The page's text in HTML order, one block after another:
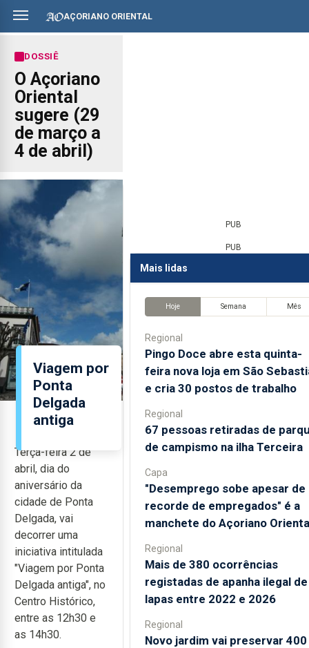
AÇORIANO ORIENTAL
DOSSIÊ
O Açoriano
Oriental
sugere (29
de março a
4 de abril)
Viagem por
Ponta
Delgada
antiga
Terça-feira 2 de
abril, dia do
aniversário da
cidade de Ponta
Delgada, vai
decorrer uma
iniciativa intitulada
"Viagem por Ponta
Delgada antiga", no
Centro Histórico,
entre as 12h30 e
as 14h30.
PUB
PUB
Mais lidas
Hoje Semana Mês
Regional
Pingo Doce abre esta quinta-
feira nova loja em São
e cria 30 postos de trabalho
Regional
67 pessoas retiradas de
de campismo na ilha Terceira
Capa
"Desemprego sobe apesar de
recorde de empregados" é a
manchete do Açoriano
Regional
Mais de 380 ocorrências
registadas de apanha ilegal de
lapas entre 2022 e 2026
Regional
Novo jardim vai preservar 400